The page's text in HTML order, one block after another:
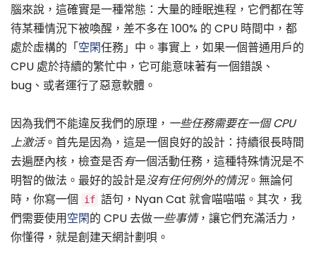
腦來說，這確實是一種常態：大量的睡眠進程，它們都在等
待某種情況下被喚醒，差不多在 100% 的 CPU 時間中，都
處於虛構的「空閑任務」中。事實上，如果一個普通用戶的
CPU 處於持續的繁忙中，它可能意味著有一個錯誤、
bug、或者運行了惡意軟體。
因為我們不能違反我們的原理， 一些任務需要在一個 CPU
上激活。首先是因為，這是一個良好的設計：持續很長時間
去遍歷內核，檢查是否有一個活動任務，這種特殊情況是不
明智的做法。最好的設計是沒有任何例外的情況。無論何
時，你寫一個
if 語句，Nyan Cat 就會喵喵喵。其次，我
們需要使用空閑的 CPU 去做一些事情，讓它們充滿活力，
你懂得，就是創建天網計劃唄。